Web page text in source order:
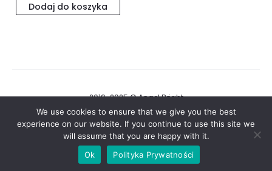
Dodaj do koszyka
2019-2025 © Angel Bright
Regulamin i Polityka Prywatności
F
a
c
I
n
s
We use cookies to ensure that we give you the best
experience on our website. If you continue to use this site we
will assume that you are happy with it.
Ok
Polityka Prywatności